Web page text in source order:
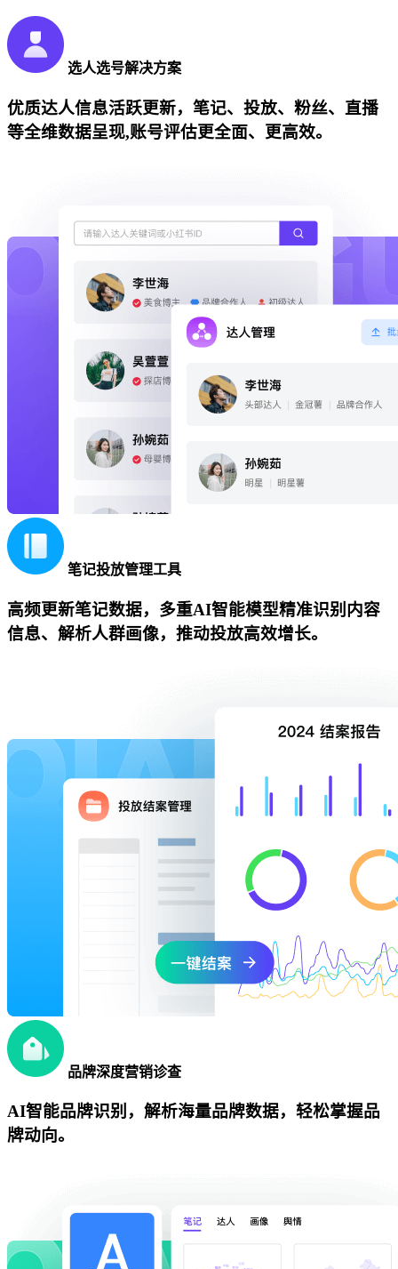
选人选号解决方案
优质达人信息活跃更新，笔记、投放、粉丝、直播
等全维数据呈现,账号评估更全面、更高效。
笔记投放管理工具
高频更新笔记数据，多重AI智能模型精准识别内容
信息、解析人群画像，推动投放高效增长。
品牌深度营销诊查
AI智能品牌识别，解析海量品牌数据，轻松掌握品
牌动向。